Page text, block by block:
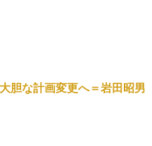
胆な計画変更へ＝岩田昭男